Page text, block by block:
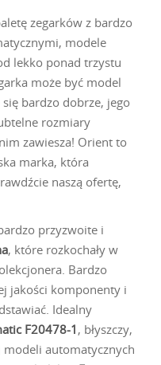
zegarków z bardzo
modele
lekko ponad trzystu
może być model
bardzo dobrze, jego
rozmiary
zawiesza! Orient to
marka, która
naszą ofertę,
przyzwoite i
, które rozkochały w
Bardzo
jakości komponenty i
Idealny
F20478-1, błyszczy,
modeli automatycznych